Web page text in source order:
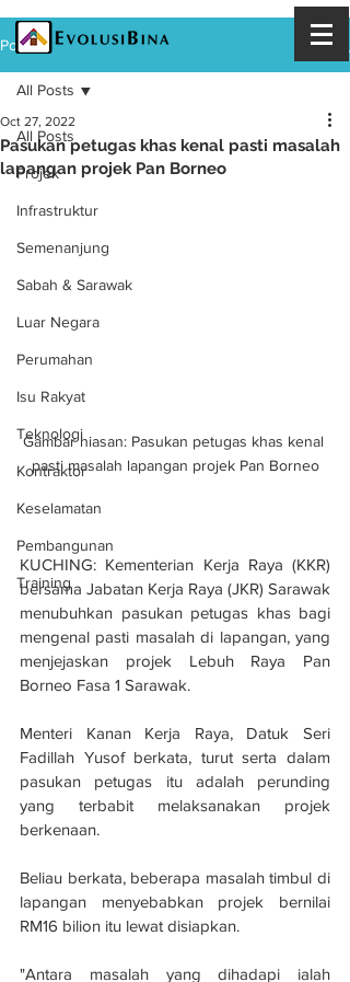
Post
All Posts
Projek
Infrastruktur
Semenanjung
Sabah & Sarawak
Luar Negara
Perumahan
Isu Rakyat
Teknologi
Kontraktor
Keselamatan
Pembangunan
Training
All Posts
Pasukan petugas khas kenal pasti masalah
lapangan projek Pan Borneo
Oct 27, 2022
Gambar hiasan: Pasukan petugas khas kenal
pasti masalah lapangan projek Pan Borneo
KUCHING: Kementerian Kerja Raya (KKR)
bersama Jabatan Kerja Raya (JKR) Sarawak
menubuhkan pasukan petugas khas bagi
mengenal pasti masalah di lapangan, yang
menjejaskan projek Lebuh Raya Pan
Borneo Fasa 1 Sarawak.
Menteri Kanan Kerja Raya, Datuk Seri
Fadillah Yusof berkata, turut serta dalam
pasukan petugas itu adalah perunding
yang terbabit melaksanakan projek
berkenaan.
Beliau berkata, beberapa masalah timbul di
lapangan menyebabkan projek bernilai
RM16 bilion itu lewat disiapkan.
"Antara masalah yang dihadapi ialah